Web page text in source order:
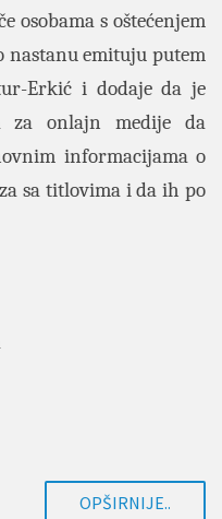
osobama s oštećenjem
nastanu emituju putem
Erkić i dodaje da je
za onlajn medije da
informacijama o
sa titlovima i da ih po
OPŠIRNIJE..